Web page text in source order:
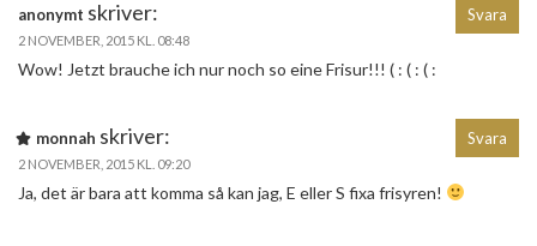
anonymt skriver:
2 NOVEMBER, 2015 KL. 08:48
Wow! Jetzt brauche ich nur noch so eine Frisur!!! ( : ( : ( :
Svara
monnah skriver:
2 NOVEMBER, 2015 KL. 09:20
Ja, det är bara att komma så kan jag, E eller S fixa frisyren!
Svara